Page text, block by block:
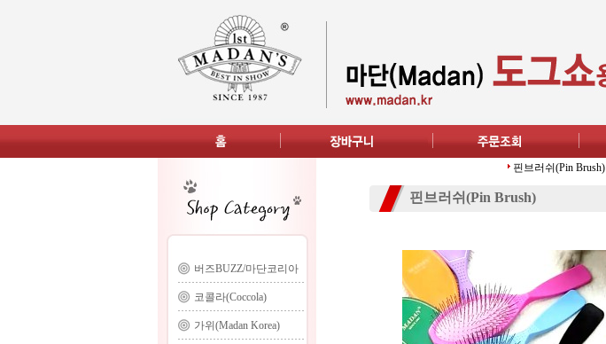
버즈BUZZ/마단코리아
코콜라(Coccola)
가위(Madan Korea)
핀브러쉬(Pin Brush)
핀브러쉬(Pin Brush)